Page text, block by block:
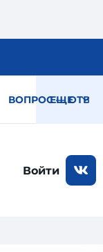
ВОПРОС — ОТВЕТ
ЕЩЕ
Войти